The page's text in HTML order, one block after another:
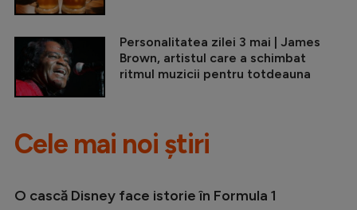
Personalitatea zilei 3 mai | James
Brown, artistul care a schimbat
ritmul muzicii pentru totdeauna
Cele mai noi știri
O cască Disney face istorie în Formula 1